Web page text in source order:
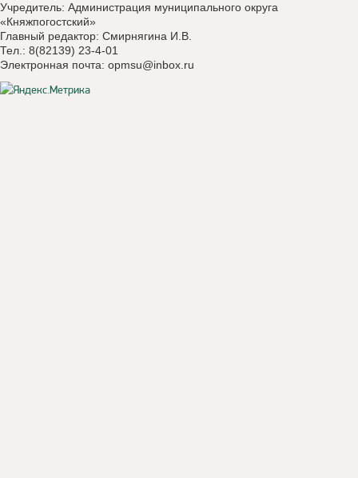
Учредитель: Администрация муниципального округа
«Княжпогостский»
Главный редактор: Смирнягина И.В.
Тел.: 8(82139) 23-4-01
Электронная почта: opmsu@inbox.ru